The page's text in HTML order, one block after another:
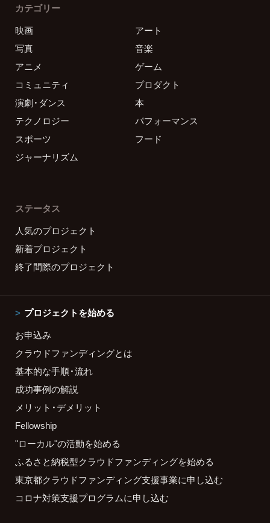
カテゴリー
映画
アート
写真
音楽
アニメ
ゲーム
コミュニティ
プロダクト
演劇・ダンス
本
テクノロジー
パフォーマンス
スポーツ
フード
ジャーナリズム
ステータス
人気のプロジェクト
新着プロジェクト
終了間際のプロジェクト
プロジェクトを始める
お申込み
クラウドファンディングとは
基本的な手順・流れ
成功事例の解説
メリット・デメリット
Fellowship
"ローカル"の活動を始める
ふるさと納税型クラウドファンディングを始める
東京都クラウドファンディング支援事業に申し込む
コロナ対策支援プログラムに申し込む